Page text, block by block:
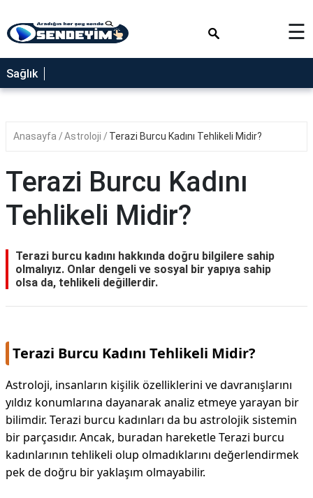
SAĞLIK
NEDİR
YEMEK
RÜYA
GEZİLECEK
BLOG
☰
Sağlık
Anasayfa Astroloji Terazi Burcu Kadını Tehlikeli Midir?
Terazi Burcu Kadını
Tehlikeli Midir?
Terazi burcu kadını hakkında doğru bilgilere sahip
olmalıyız. Onlar dengeli ve sosyal bir yapıya sahip
olsa da, tehlikeli değillerdir.
Terazi Burcu Kadını Tehlikeli Midir?
Astroloji, insanların kişilik özelliklerini ve davranışlarını
yıldız konumlarına dayanarak analiz etmeye yarayan bir
bilimdir. Terazi burcu kadınları da bu astrolojik sistemin
bir parçasıdır. Ancak, buradan hareketle Terazi burcu
kadınlarının tehlikeli olup olmadıklarını değerlendirmek
pek de doğru bir yaklaşım olmayabilir.